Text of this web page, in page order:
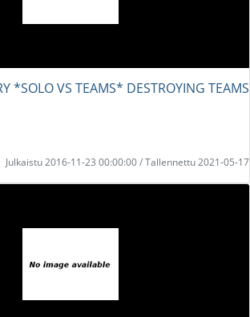
*SOLO VS TEAMS* DESTROYING TEAMS
Julkaistu 2016-11-23 00:00:00 / Tallennettu 2021-05-17